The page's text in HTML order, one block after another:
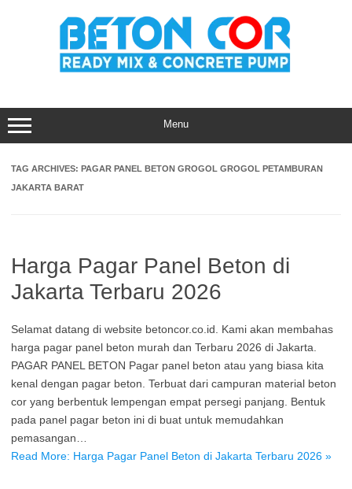
Menu
TAG ARCHIVES: PAGAR PANEL BETON GROGOL GROGOL PETAMBURAN
JAKARTA BARAT
Harga Pagar Panel Beton di
Jakarta Terbaru 2026
Selamat datang di website betoncor.co.id. Kami akan membahas
harga pagar panel beton murah dan Terbaru 2026 di Jakarta.
PAGAR PANEL BETON Pagar panel beton atau yang biasa kita
kenal dengan pagar beton. Terbuat dari campuran material beton
cor yang berbentuk lempengan empat persegi panjang. Bentuk
pada panel pagar beton ini di buat untuk memudahkan
pemasangan…
Read More: Harga Pagar Panel Beton di Jakarta Terbaru 2026 »